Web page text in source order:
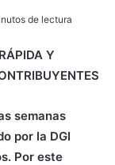
de lectura
Y
semanas
por la DGI
Por este